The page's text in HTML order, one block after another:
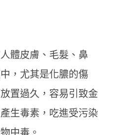
體皮膚、毛髮、鼻
，尤其是化膿的傷
置過久，容易引致金
生毒素，吃進受污染
中毒。